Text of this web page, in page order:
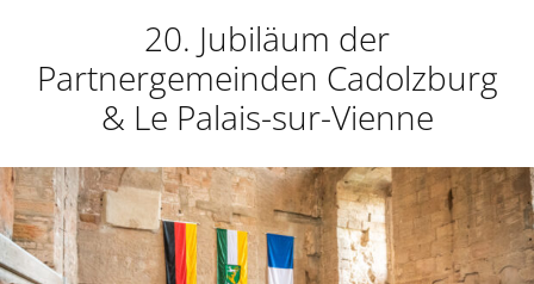
20. Jubiläum der
Partnergemeinden Cadolzburg
& Le Palais-sur-Vienne